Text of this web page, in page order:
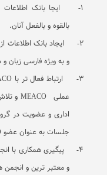
1-
ایجا بانک
بالقوه و بالفعل آنان.
2-
ایجاد بانک
و به ویژه فارسی زبان و
3-
ارتباط فعال تر با
عملی
MEACO و
اداری و عضویت در
جلسات به عنوان عضو
4-
پیگیری همکاری با
و معتبر ترین و